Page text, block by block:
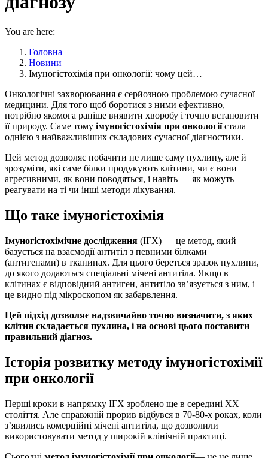
You are here:
Головна
Новини
Імуногістохімія при онкології: чому цей…
Онкологічні захворювання є серйозною проблемою сучасної
медицини. Для того щоб боротися з ними ефективно,
потрібно якомога раніше виявити хворобу і точно встановити
її природу. Саме тому імуногістохімія при онкологіїстала
однією з найважливіших складових сучасної діагностики.
Цей метод дозволяє побачити не лише саму пухлину, але й
зрозуміти, які саме білки продукують клітини, чи є вони
агресивними, як вони поводяться, і навіть — як можуть
реагувати на ті чи інші методи лікування.
Що таке імуногістохімія
Імуногістохімічне дослідження (ІГХ) — це метод, який
базується на взаємодії антитіл з певними білками
(антигенами) в тканинах. Для цього береться зразок пухлини,
до якого додаються спеціальні мічені антитіла. Якщо в
клітинах є відповідний антиген, антитіло зв’язується з ним, і
це видно під мікроскопом як забарвлення.
Цей підхід дозволяє надзвичайно точно визначити, з яких
клітин складається пухлина, і на основі цього поставити
правильний діагноз.
Історія розвитку методу імуногістохімії
при онкології
Перші кроки в напрямку ІГХ зроблено ще в середині XX
століття. Але справжній прорив відбувся в 70-80-х роках, коли
з’явились комерційні мічені антитіла, що дозволили
використовувати метод у широкій клінічній практиці.